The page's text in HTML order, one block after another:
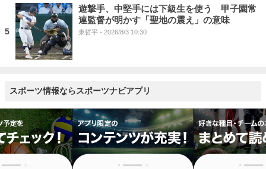
5
遊撃手、中堅手には下級生を使う 甲子園常
連監督が明かす「聖地の震え」の意味
東哲平 - 2026/8/3 10:30
スポーツ情報ならスポーツナビアプリ